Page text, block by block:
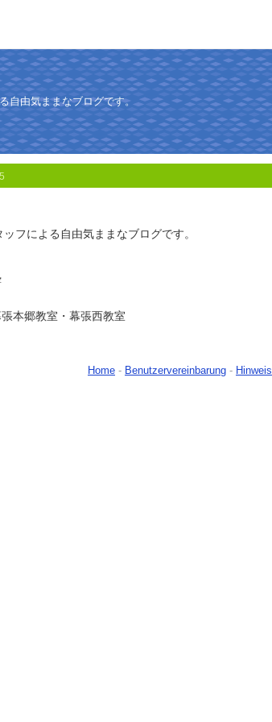
自由気ままなブログです。
フによる自由気ままなブログです。
本郷教室・幕張西教室
Home - Benutzervereinbarung - Hinweis